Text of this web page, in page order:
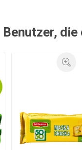
Benutzer,